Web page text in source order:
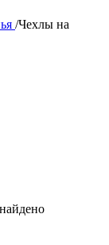
/Чехлы на